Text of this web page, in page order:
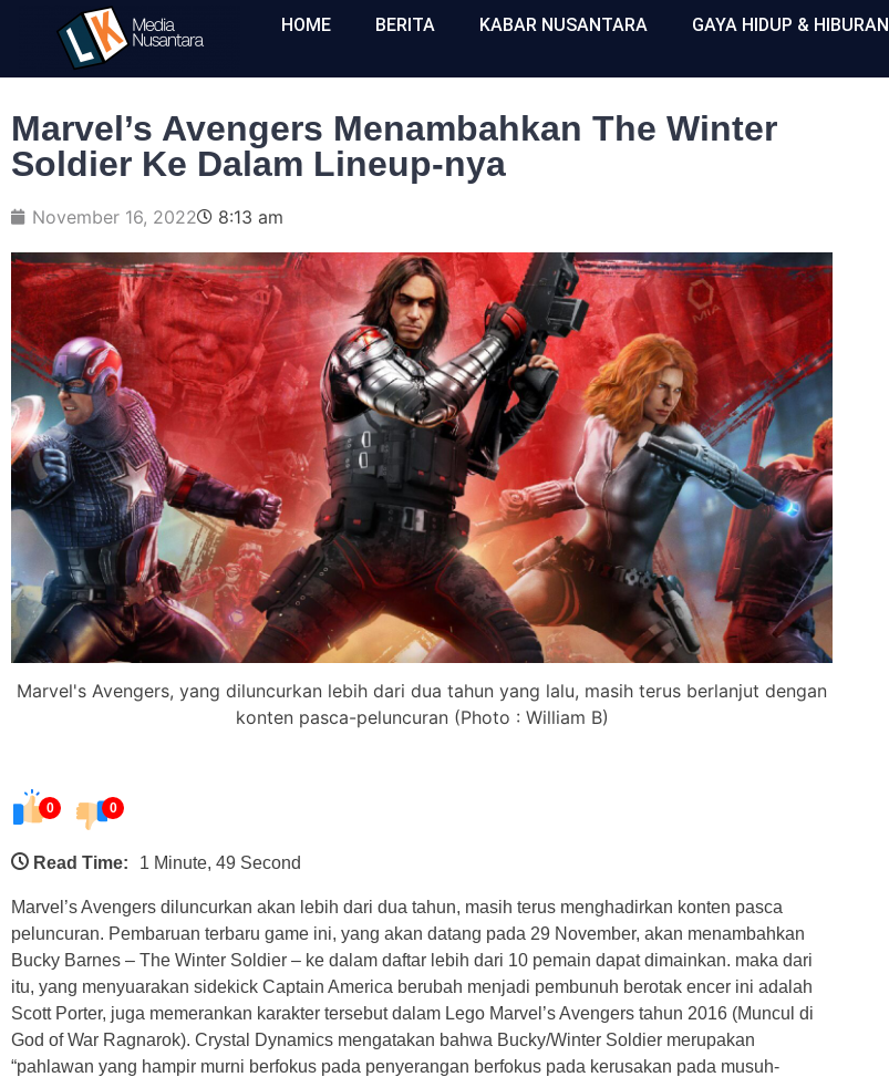
HOME BERITA KABAR NUSANTARA GAYA HIDUP & HIBURAN
Marvel’s Avengers Menambahkan The Winter
Soldier Ke Dalam Lineup-nya
November 16, 2022 8:13 am
Marvel's Avengers, yang diluncurkan lebih dari dua tahun yang lalu, masih terus berlanjut dengan
konten pasca-peluncuran (Photo : William B)
0 0
Read Time: 1 Minute, 49 Second
Marvel’s Avengers diluncurkan akan lebih dari dua tahun, masih terus menghadirkan konten pasca
peluncuran. Pembaruan terbaru game ini, yang akan datang pada 29 November, akan menambahkan
Bucky Barnes – The Winter Soldier – ke dalam daftar lebih dari 10 pemain dapat dimainkan. maka dari
itu, yang menyuarakan sidekick Captain America berubah menjadi pembunuh berotak encer ini adalah
Scott Porter, juga memerankan karakter tersebut dalam Lego Marvel’s Avengers tahun 2016 (Muncul di
God of War Ragnarok). Crystal Dynamics mengatakan bahwa Bucky/Winter Soldier merupakan
“pahlawan yang hampir murni berfokus pada penyerangan berfokus pada kerusakan pada musuh-